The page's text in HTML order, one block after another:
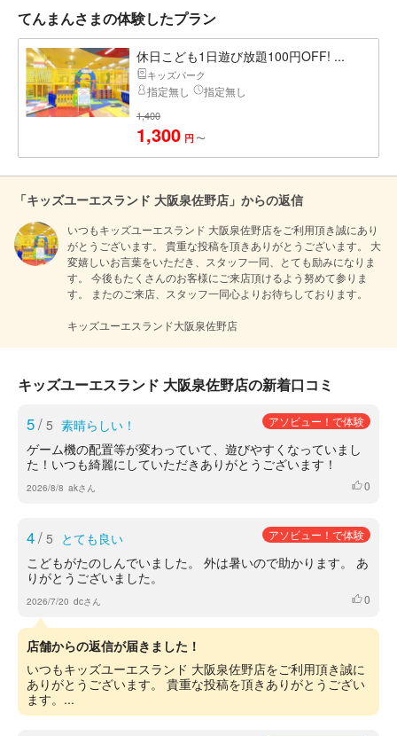
てんまんさまの体験したプラン
休日こども1日遊び放題100円OFF! ...
キッズパーク
指定無し 指定無し
1,400
1,300 円 〜
「キッズユーエスランド 大阪泉佐野店」からの返信
いつもキッズユーエスランド 大阪泉佐野店をご利用頂き誠にあり
がとうございます。 貴重な投稿を頂きありがとうございます。 大
変嬉しいお言葉をいただき、スタッフ一同、とても励みになりま
す。 今後もたくさんのお客様にご来店頂けるよう努めて参りま
す。 またのご来店、スタッフ一同心よりお待ちしております。
キッズユーエスランド大阪泉佐野店
キッズユーエスランド 大阪泉佐野店の新着口コミ
5/ 5 素晴らしい！ アソビュー！で体験
ゲーム機の配置等が変わっていて、遊びやすくなっていまし
た！いつも綺麗にしていただきありがとうございます！
2026/8/8 akさん いいね
0
4/ 5 とても良い アソビュー！で体験
こどもがたのしんでいました。 外は暑いので助かります。 あ
りがとうございました。
2026/7/20 dcさん いいね
0
店舗からの返信が届きました！
いつもキッズユーエスランド 大阪泉佐野店をご利用頂き誠に
ありがとうございます。 貴重な投稿を頂きありがとうござい
ます。...